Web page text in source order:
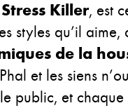
Stress Killer, est
styles qu’il aime,
de la
et les siens
public, et